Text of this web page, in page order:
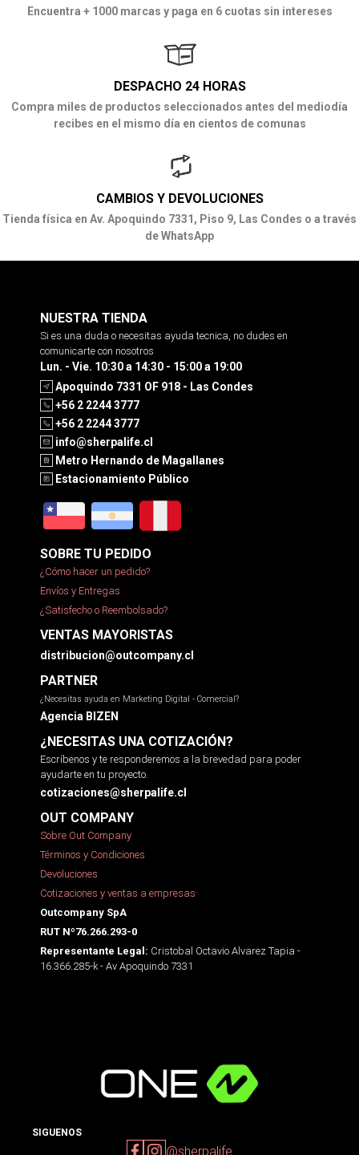
Encuentra + 1000 marcas y paga en 6 cuotas sin intereses
DESPACHO 24 HORAS
Compra miles de productos seleccionados antes del mediodía
recibes en el mismo día en cientos de comunas
CAMBIOS Y DEVOLUCIONES
Tienda física en Av. Apoquindo 7331, Piso 9, Las Condes o a través
de WhatsApp
NUESTRA TIENDA
Si es una duda o necesitas ayuda tecnica, no dudes en
comunicarte con nosotros
Lun. - Vie. 10:30 a 14:30 - 15:00 a 19:00
Apoquindo 7331 OF 918 - Las Condes
+56 2 2244 3777
+56 2 2244 3777
info@sherpalife.cl
Metro Hernando de Magallanes
Estacionamiento Público
SOBRE TU PEDIDO
¿Cómo hacer un pedido?
Envíos y Entregas
¿Satisfecho o Reembolsado?
VENTAS MAYORISTAS
distribucion@outcompany.cl
PARTNER
¿Necesitas ayuda en Marketing Digital - Comercial?
Agencia BIZEN
¿NECESITAS UNA COTIZACIÓN?
Escríbenos y te responderemos a la brevedad para poder
ayudarte en tu proyecto.
cotizaciones@sherpalife.cl
OUT COMPANY
Sobre Out Company
Términos y Condiciones
Devoluciones
Cotizaciones y ventas a empresas
Outcompany SpA
RUT Nº76.266.293-0
Representante Legal: Cristobal Octavio Alvarez Tapia -
16.366.285-k - Av Apoquindo 7331
SIGUENOS
@sherpalife